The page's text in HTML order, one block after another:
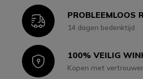
IconPROBLEEMLOOS
14 dagen bedenktijd
Icon100% VEILIG
Kopen met